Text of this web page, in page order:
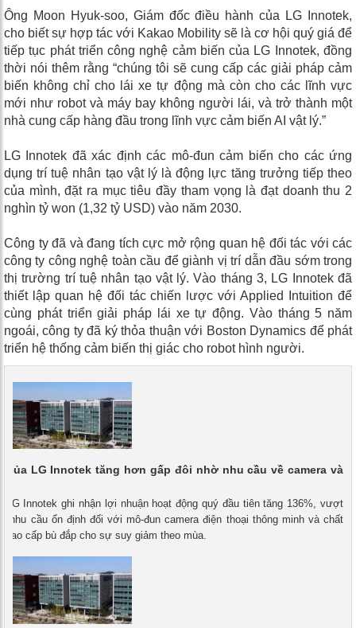
Ông Moon Hyuk-soo, Giám đốc điều hành của LG Innotek,
cho biết sự hợp tác với Kakao Mobility sẽ là cơ hội quý giá để
tiếp tục phát triển công nghệ cảm biến của LG Innotek, đồng
thời nói thêm rằng “chúng tôi sẽ cung cấp các giải pháp cảm
biến không chỉ cho lái xe tự động mà còn cho các lĩnh vực
mới như robot và máy bay không người lái, và trở thành một
nhà cung cấp hàng đầu trong lĩnh vực cảm biến AI vật lý.”
LG Innotek đã xác định các mô-đun cảm biến cho các ứng
dụng trí tuệ nhân tạo vật lý là động lực tăng trưởng tiếp theo
của mình, đặt ra mục tiêu đầy tham vọng là đạt doanh thu 2
nghìn tỷ won (1,32 tỷ USD) vào năm 2030.
Công ty đã và đang tích cực mở rộng quan hệ đối tác với các
công ty công nghệ toàn cầu để giành vị trí dẫn đầu sớm trong
thị trường trí tuệ nhân tạo vật lý. Vào tháng 3, LG Innotek đã
thiết lập quan hệ đối tác chiến lược với Applied Intuition để
cùng phát triển giải pháp lái xe tự động. Vào tháng 5 năm
ngoái, công ty đã ký thỏa thuận với Boston Dynamics để phát
triển hệ thống cảm biến thị giác cho robot hình người.
của LG Innotek tăng hơn gấp đôi nhờ nhu cầu về camera và
LG Innotek ghi nhận lợi nhuận hoạt động quý đầu tiên tăng 136%, vượt
nhu cầu ổn định đối với mô-đun camera điện thoại thông minh và chất
cao cấp bù đắp cho sự suy giảm theo mùa.